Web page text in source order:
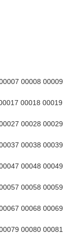
00008 00009
00018 00019
00028 00029
00038 00039
00048 00049
00058 00059
00068 00069
00080 00081